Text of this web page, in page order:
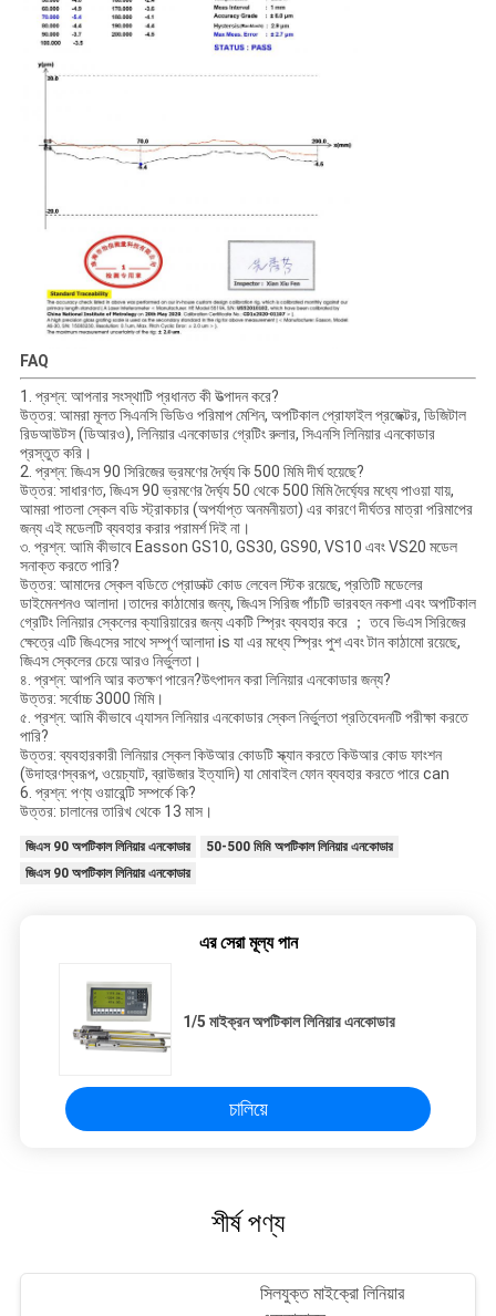
FAQ
1. প্রশ্ন: আপনার সংস্থাটি প্রধানত কী উত্পাদন করে?
উত্তর: আমরা মূলত সিএনসি ভিডিও পরিমাপ মেশিন, অপটিকাল প্রোফাইল প্রজেক্টর, ডিজিটাল
রিডআউটস (ডিআরও), লিনিয়ার এনকোডার গ্রেটিং রুলার, সিএনসি লিনিয়ার এনকোডার
প্রস্তুত করি।
2. প্রশ্ন: জিএস 90 সিরিজের ভ্রমণের দৈর্ঘ্য কি 500 মিমি দীর্ঘ হয়েছে?
উত্তর: সাধারণত, জিএস 90 ভ্রমণের দৈর্ঘ্য 50 থেকে 500 মিমি দৈর্ঘ্যের মধ্যে পাওয়া যায়,
আমরা পাতলা স্কেল বডি স্ট্রাকচার (অপর্যাপ্ত অনমনীয়তা) এর কারণে দীর্ঘতর মাত্রা পরিমাপের
জন্য এই মডেলটি ব্যবহার করার পরামর্শ দিই না।
৩. প্রশ্ন: আমি কীভাবে Easson GS10, GS30, GS90, VS10 এবং VS20 মডেল
সনাক্ত করতে পারি?
উত্তর: আমাদের স্কেল বডিতে প্রোডাক্ট কোড লেবেল স্টিক রয়েছে, প্রতিটি মডেলের
ডাইমেনশনও আলাদা।তাদের কাঠামোর জন্য, জিএস সিরিজ পাঁচটি ভারবহন নকশা এবং অপটিকাল
গ্রেটিং লিনিয়ার স্কেলের ক্যারিয়ারের জন্য একটি স্প্রিং ব্যবহার করে ； তবে ভিএস সিরিজের
ক্ষেত্রে এটি জিএসের সাথে সম্পূর্ণ আলাদা is যা এর মধ্যে স্প্রিং পুশ এবং টান কাঠামো রয়েছে,
জিএস স্কেলের চেয়ে আরও নির্ভুলতা।
৪. প্রশ্ন: আপনি আর কতক্ষণ পারেন?উৎপাদন করালিনিয়ার এনকোডার জন্য?
উত্তর: সর্বোচ্চ 3000 মিমি।
৫. প্রশ্ন: আমি কীভাবে এ্যাসন লিনিয়ার এনকোডার স্কেল নির্ভুলতা প্রতিবেদনটি পরীক্ষা করতে
পারি?
উত্তর: ব্যবহারকারী লিনিয়ার স্কেল কিউআর কোডটি স্ক্যান করতে কিউআর কোড ফাংশন
(উদাহরণস্বরূপ, ওয়েচ্যাট, ব্রাউজার ইত্যাদি) যা মোবাইল ফোন ব্যবহার করতে পারে can
6. প্রশ্ন: পণ্য ওয়ারেন্টি সম্পর্কে কি?
উত্তর: চালানের তারিখ থেকে 13 মাস।
জিএস 90 অপটিকাল লিনিয়ার এনকোডার
50-500 মিমি অপটিকাল লিনিয়ার এনকোডার
জিএস 90 অপটিকাল লিনিয়ার এনকোডার
এর সেরা মূল্য পান
1/5 মাইক্রন অপটিকাল লিনিয়ার এনকোডার
চালিয়ে
শীর্ষ পণ্য
সিলযুক্ত মাইক্রো লিনিয়ার